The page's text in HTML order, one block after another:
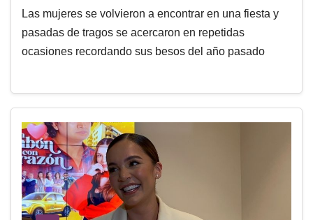
Las mujeres se volvieron a encontrar en una fiesta y
pasadas de tragos se acercaron en repetidas
ocasiones recordando sus besos del año pasado